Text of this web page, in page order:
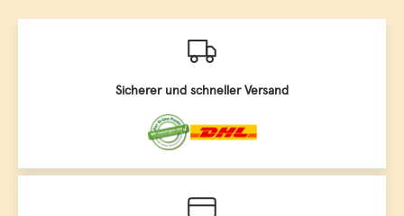
Sicherer und schneller Versand